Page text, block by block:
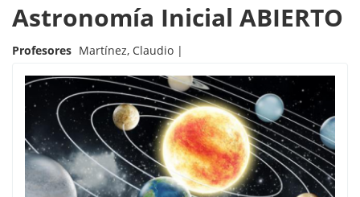
Astronomía Inicial ABIERTO
Profesores Martínez, Claudio |